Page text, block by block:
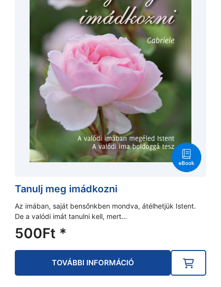
Tanulj meg imádkozni
Az imában, saját bensőnkben mondva, átélhetjük Istent.
De a valódi imát tanulni kell, mert…
500Ft *
TOVÁBBI INFORMÁCIÓ